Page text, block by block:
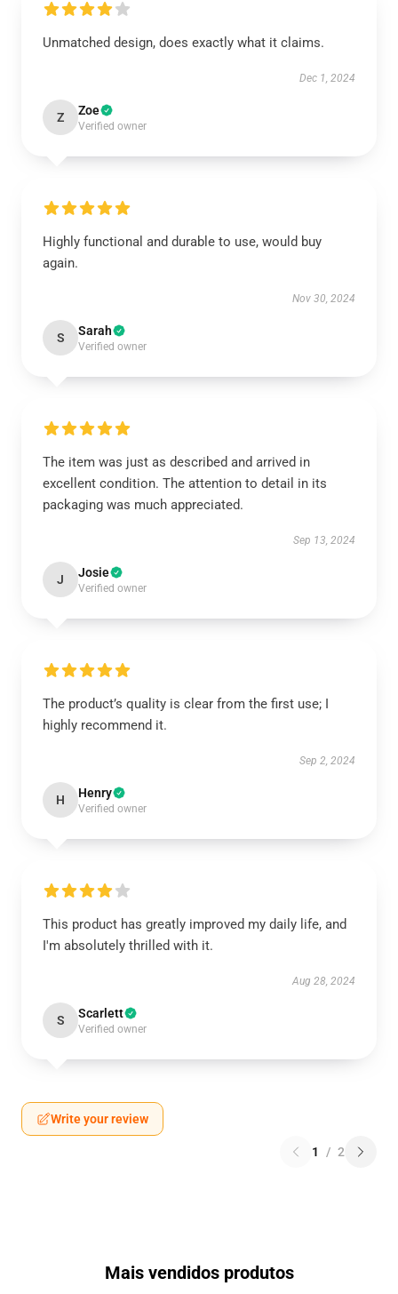
Unmatched design, does exactly what it claims.
Dec 1, 2024
Z Zoe
Verified owner
Highly functional and durable to use, would buy
again.
Nov 30, 2024
S Sarah
Verified owner
The item was just as described and arrived in
excellent condition. The attention to detail in its
packaging was much appreciated.
Sep 13, 2024
J Josie
Verified owner
The product’s quality is clear from the first use; I
highly recommend it.
Sep 2, 2024
H Henry
Verified owner
This product has greatly improved my daily life, and
I'm absolutely thrilled with it.
Aug 28, 2024
S Scarlett
Verified owner
Write your review
1 / 2
Mais vendidos produtos